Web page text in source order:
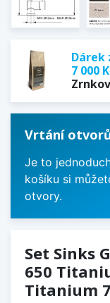
Dárek
7 000
Vrtání
Je to
košíku si
otvory.
Set Sinks
650
Titanium